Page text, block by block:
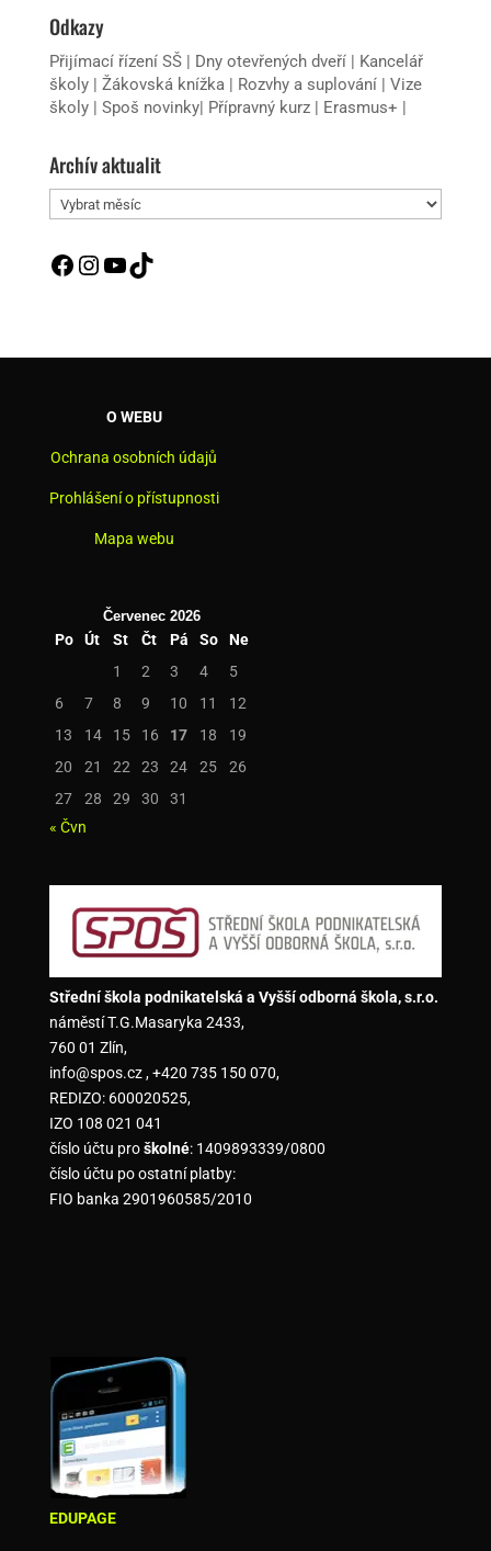
Odkazy
Přijímací řízení SŠ| Dny otevřených dveří| Kancelář
školy| Žákovská knížka| Rozvhy a suplování | Vize
školy | Spoš novinky| Přípravný kurz| Erasmus+ |
Archív aktualit
Archív
aktualit
Facebook
Instagram
YouTube
TikTok
O WEBU
Ochrana osobních údajů
Prohlášení o přístupnosti
Mapa webu
Červenec 2026
Po Út St Čt Pá So
Ne
1
2 3 4
5
6
7 8 9 10 11
12
13
14 15 16 17 18
19
20
21 22 23 24 25
26
27
28 29 30
31
« Čvn
Střední škola podnikatelská a Vyšší odborná škola, s.r.o.
náměstí T.G.Masaryka 2433,
760 01 Zlín,
info@spos.cz , +420 735 150 070,
REDIZO: 600020525,
IZO 108 021 041
číslo účtu proškolné: 1409893339/0800
číslo účtu po ostatní platby:
FIO banka 2901960585/2010
EDUPAGE